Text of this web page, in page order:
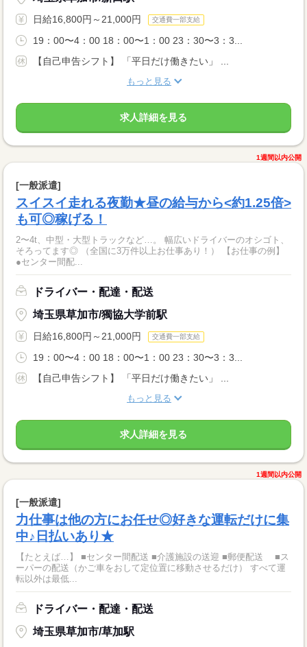
日給16,800円～21,000円 交通費一部支給
19：00〜4：00 18：00〜1：00 23：30〜3：3...
【自己申告シフト】 「平日だけ働きたい」 ...
もっと見る
求人詳細を見る
1週間以内公開
[一般派遣]
スイスイ走れる夜勤★昼の給与から<約1.25倍>
も可◎稼げる！
2〜4t、中型・大型トラックなど…。 幅広いドライバーのオシゴト、
そろってます◎ （全国に3万件以上お仕事あり！） 【お仕事の例】
●センター間配...
ドライバー・配達・配送
埼玉県草加市/獨協大学前駅
日給16,800円～21,000円 交通費一部支給
19：00〜4：00 18：00〜1：00 23：30〜3：3...
【自己申告シフト】 「平日だけ働きたい」 ...
もっと見る
求人詳細を見る
1週間以内公開
[一般派遣]
力仕事は他の方にお任せ◎好きな運転だけに集
中♪日払いあり★
【たとえば…】 ■センター間配送 ■介護施設の送迎 ■郵便配送 ■ス
ーパーの配送（かご車をおして定位置に移動させるだけ） すべて運
転以外は最低...
ドライバー・配達・配送
埼玉県草加市/草加駅